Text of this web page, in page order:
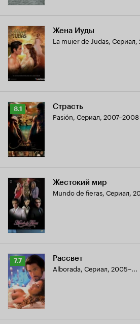
Жена Иуды
La mujer de Judas, Сериал,
Рейтинг
Кинопоиска
8.1
8.1 Страсть
Pasión, Сериал, 2007–2008
Жестокий мир
Mundo de fieras, Сериал,
Рейтинг
Кинопоиска
7.7
7.7 Рассвет
Alborada, Сериал, 2005–...